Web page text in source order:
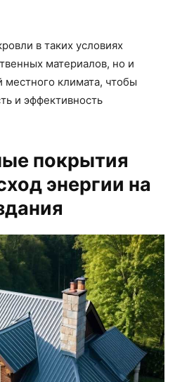
в таких условиях
материалов, но и
местного климата, чтобы
и эффективность
покрытия
энергии на